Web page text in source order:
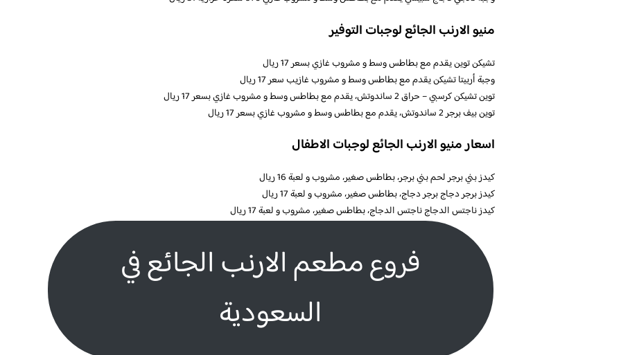
منيو الارنب الجائع لوجبات التوفير
تشيكن توين يقدم مع بطاطس وسط و مشروب غازي بسعر 17 ريال
وجبة أربيتا تشيكن يقدم مع بطاطس وسط و مشروب غازيب سعر 17 ريال
توين تشيكن كرسبي – حراق 2 ساندوتش، يقدم مع بطاطس وسط و مشروب غازي بسعر 17 ريال
توين بيف برجر 2 ساندوتش، يقدم مع بطاطس وسط و مشروب غازي بسعر 17 ريال
اسعار منيو الارنب الجائع لوجبات الاطفال
كيدز بني برجر لحم بني برجر، بطاطس صغير، مشروب و لعبة 16 ريال
كيدز برجر دجاج برجر دجاج، بطاطس صغير، مشروب و لعبة 17 ريال
كيدز ناجتس الدجاج ناجتس الدجاج، بطاطس صغير، مشروب و لعبة 17 ريال
فروع مطعم الارنب الجائع في
السعودية